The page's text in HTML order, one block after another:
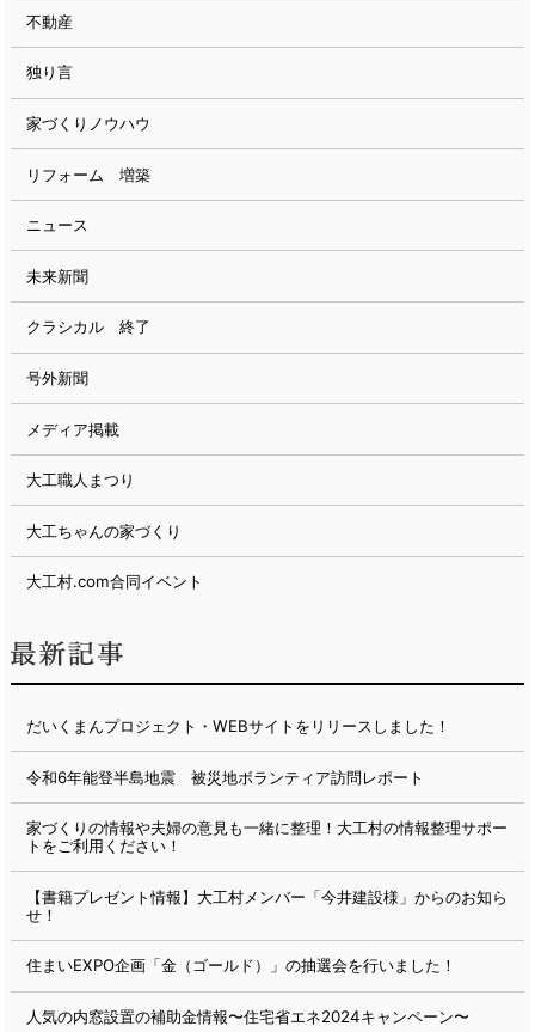
不動産
独り言
家づくりノウハウ
リフォーム 増築
ニュース
未来新聞
クラシカル 終了
号外新聞
メディア掲載
大工職人まつり
大工ちゃんの家づくり
大工村.com合同イベント
だいくまんプロジェクト・WEBサイトをリリースしました！
令和6年能登半島地震 被災地ボランティア訪問レポート
家づくりの情報や夫婦の意見も一緒に整理！大工村の情報整理サポー
トをご利用ください！
【書籍プレゼント情報】大工村メンバー「今井建設様」からのお知ら
せ！
住まいEXPO企画「金（ゴールド）」の抽選会を行いました！
人気の内窓設置の補助金情報〜住宅省エネ2024キャンペーン〜